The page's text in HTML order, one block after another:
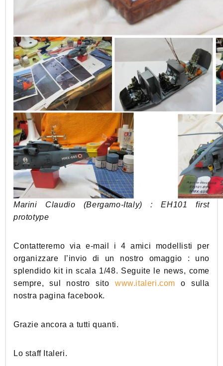
Marini Claudio (Bergamo-Italy) : EH101 first
prototype
Contatteremo via e-mail i 4 amici modellisti per
organizzare l’invio di un nostro omaggio : uno
splendido kit in scala 1/48. Seguite le news, come
sempre, sul nostro sito www.italeri.com o sulla
nostra pagina facebook.
Grazie ancora a tutti quanti.
Lo staff Italeri.